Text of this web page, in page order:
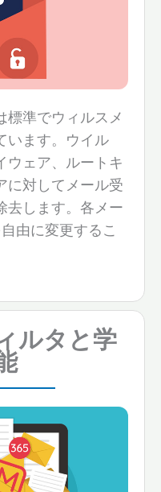
標準でウィルスメ
います。ウイル
ウェア、ルートキ
に対してメール受
去します。各メー
由に変更するこ
ルタと学